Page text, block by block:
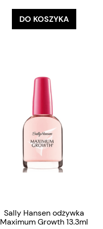
DO KOSZYKA
Sally Hansen odżywka
Maximum Growth 13.3ml